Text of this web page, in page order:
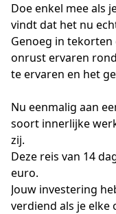
Doe enkel mee als
vindt dat het nu
Genoeg in tekorten
onrust ervaren
te ervaren en het
Nu eenmalig aan
soort innerlijke
zij.
Deze reis van 14
euro.
Jouw investering
verdiend als je